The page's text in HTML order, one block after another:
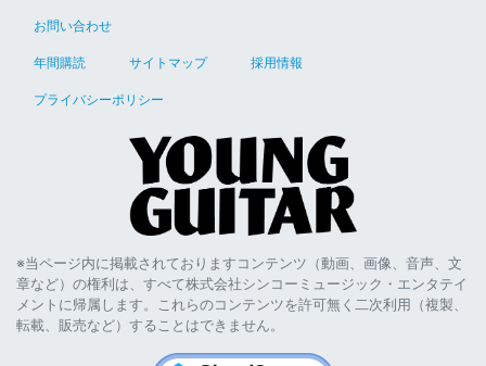
お問い合わせ
年間購読 サイトマップ 採用情報
プライバシーポリシー
※当ページ内に掲載されておりますコンテンツ（動画、画像、音声、文
章など）の権利は、すべて株式会社シンコーミュージック・エンタテイ
メントに帰属します。これらのコンテンツを許可無く二次利用（複製、
転載、販売など）することはできません。